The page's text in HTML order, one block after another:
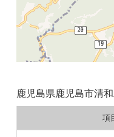
鹿児島県鹿児島市清
項